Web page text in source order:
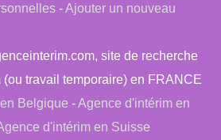
-Ajouter un nouveau
site de recherche
travail temporaire) en FRANCE
Belgique -Agence d'intérim en
d'intérim en Suisse